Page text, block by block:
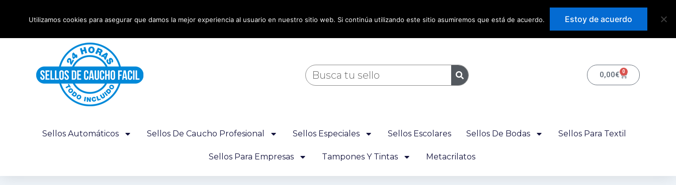
incluido
Buscar
0,00€ 0
Carrito
Sellos Automáticos Sellos De Caucho Profesional Sellos Especiales Sellos Escolares Sellos De Bodas Sellos Para Textil
Sellos Para Empresas Tampones Y Tintas Metacrilatos
Utilizamos cookies para asegurar que damos la mejor experiencia al usuario en nuestro sitio web. Si continúa utilizando este sitio asumiremos que está de acuerdo. Estoy de acuerdo